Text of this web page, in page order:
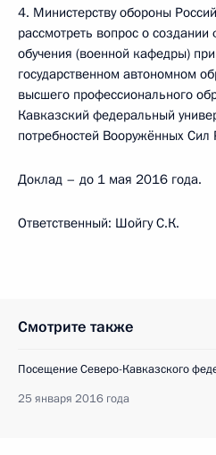
4. Министерству обороны
рассмотреть вопрос о создании
обучения (военной кафедры)
государственном автономном
высшего профессионального
Кавказский федеральный
потребностей Вооружённых
Доклад – до 1 мая 2016 года.
Ответственный: Шойгу С.К.
Смотрите также
Посещение Северо-Кавказского
25 января 2016 года